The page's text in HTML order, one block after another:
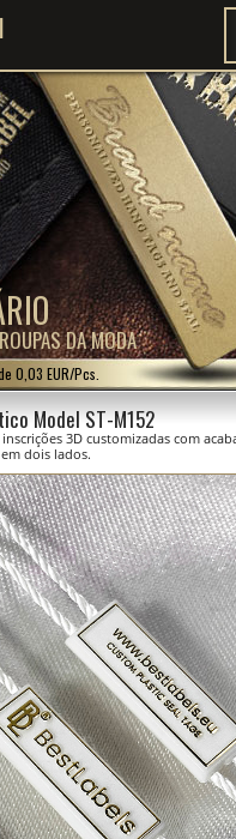
DA MODA
0,03 EUR/Pcs.
Model ST-M152
3D customizadas com
dois lados.